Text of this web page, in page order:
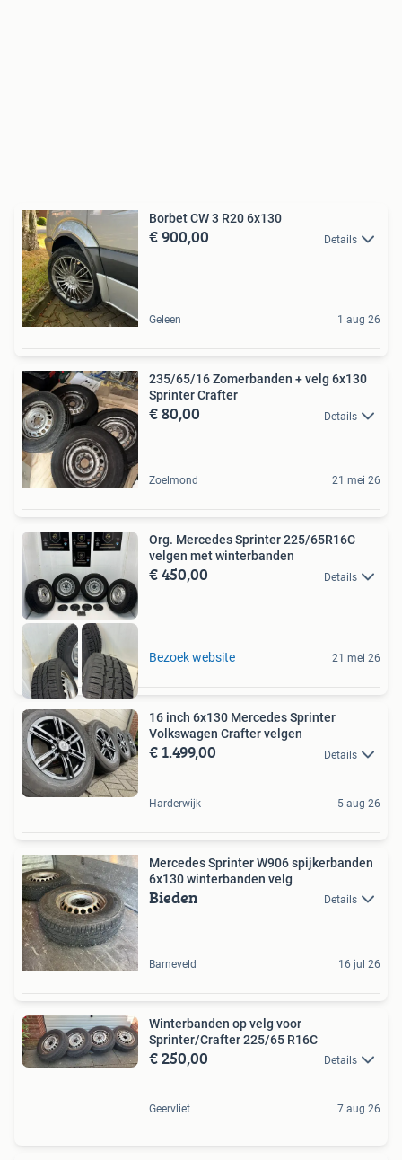
Borbet CW 3 R20 6x130
€ 900,00 Details
Geleen 1 aug 26
235/65/16 Zomerbanden + velg 6x130
Sprinter Crafter
€ 80,00 Details
Zoelmond 21 mei 26
Org. Mercedes Sprinter 225/65R16C
velgen met winterbanden
€ 450,00 Details
Bezoek website 21 mei 26
16 inch 6x130 Mercedes Sprinter
Volkswagen Crafter velgen
€ 1.499,00 Details
Harderwijk 5 aug 26
Mercedes Sprinter W906 spijkerbanden
6x130 winterbanden velg
Bieden Details
Barneveld 16 jul 26
Winterbanden op velg voor
Sprinter/Crafter 225/65 R16C
€ 250,00 Details
Geervliet 7 aug 26